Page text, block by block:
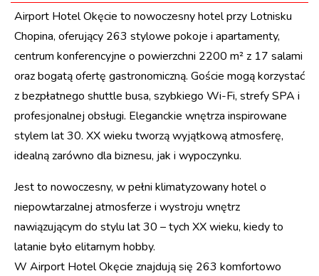
Airport Hotel Okęcie to nowoczesny hotel przy Lotnisku
Chopina, oferujący 263 stylowe pokoje i apartamenty,
centrum konferencyjne o powierzchni 2200 m² z 17 salami
oraz bogatą ofertę gastronomiczną. Goście mogą korzystać
z bezpłatnego shuttle busa, szybkiego Wi-Fi, strefy SPA i
profesjonalnej obsługi. Eleganckie wnętrza inspirowane
stylem lat 30. XX wieku tworzą wyjątkową atmosferę,
idealną zarówno dla biznesu, jak i wypoczynku.
Jest to nowoczesny, w pełni klimatyzowany hotel o
niepowtarzalnej atmosferze i wystroju wnętrz
nawiązującym do stylu lat 30 – tych XX wieku, kiedy to
latanie było elitarnym hobby.
W Airport Hotel Okęcie znajdują się 263 komfortowo